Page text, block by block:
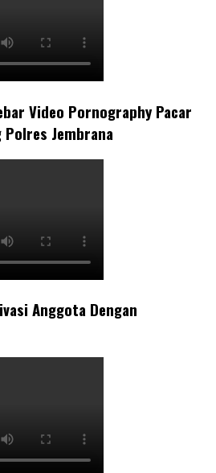
Video Pornography Pacar
Jembrana
Anggota Dengan